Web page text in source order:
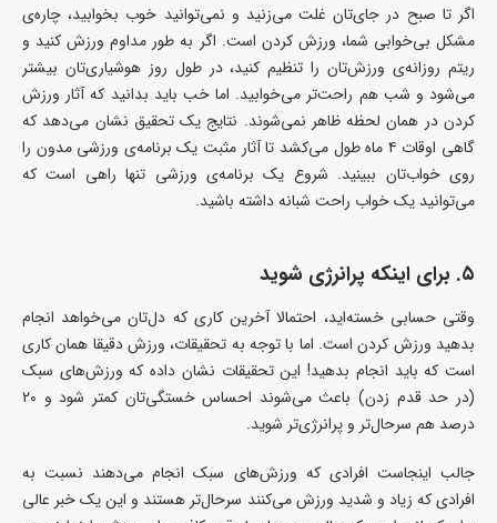
اگر تا صبح در جای‌تان غلت می‌زنید و نمی‌توانید خوب بخوابید، چاره‌ی
مشکل بی‌خوابی شما، ورزش کردن است. اگر به طور مداوم ورزش کنید و
ریتم روزانه‌ی ورزش‌تان را تنظیم کنید، در طول روز هوشیاری‌تان بیشتر
می‌شود و شب هم راحت‌تر می‌خوابید. اما خب باید بدانید که آثار ورزش
کردن در همان لحظه ظاهر نمی‌شوند. نتایج یک تحقیق نشان می‌دهد که
گاهی اوقات ۴ ماه طول می‌کشد تا آثار مثبت یک برنامه‌ی ورزشی مدون را
روی خواب‌تان ببینید. شروع یک برنامه‌ی ورزشی تنها راهی است که
می‌توانید یک خواب راحت شبانه داشته باشید.
۵. برای اینکه پرانرژی شوید
وقتی حسابی خسته‌اید، احتمالا آخرین کاری که دل‌تان می‌خواهد انجام
بدهید ورزش کردن است. اما با توجه به تحقیقات، ورزش دقیقا همان کاری
است که باید انجام بدهید! این تحقیقات نشان داده که ورزش‌های سبک
(در حد قدم زدن) باعث می‌شوند احساس خستگی‌تان کمتر شود و ۲۰
درصد هم سرحال‌تر و پرانرژی‌تر شوید.
جالب اینجاست افرادی که ورزش‌های سبک انجام می‌دهند نسبت به
افرادی که زیاد و شدید ورزش می‌کنند سرحال‌تر هستند و این یک خبر عالی